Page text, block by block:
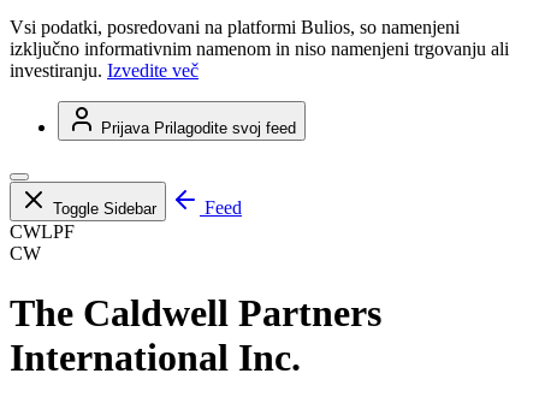
Vsi podatki, posredovani na platformi Bulios, so namenjeni
izključno informativnim namenom in niso namenjeni trgovanju ali
investiranju. Izvedite več
Prijava Prilagodite svoj feed
Toggle Sidebar
Feed
CWLPF
CW
The Caldwell Partners
International Inc.